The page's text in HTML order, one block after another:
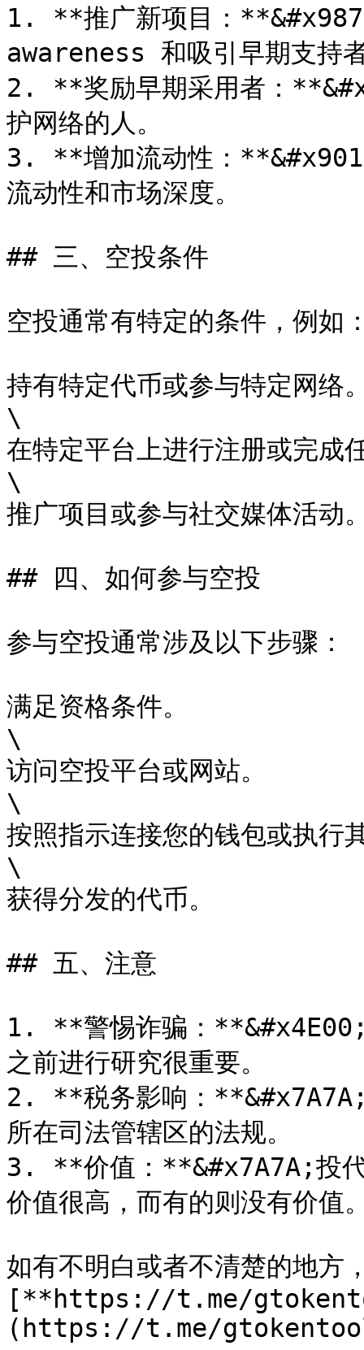
1. **推广新项目：
awareness 和吸引早期支持
2. **奖励早期采用者：
护网络的人。
3. **增加流动性：
流动性和市场深度。
## 三、空投条件
空投通常有特定的条件，例如
持有特定代币或参与特定网络
\
在特定平台上进行注册或完成
\
推广项目或参与社交媒体活动
## 四、如何参与空投
参与空投通常涉及以下步骤：
满足资格条件。
\
访问空投平台或网站。
\
按照指示连接您的钱包或执行
\
获得分发的代币。
## 五、注意
1. **警惕诈骗：**&#x4E00;
之前进行研究很重要。
2. **税务影响：**&#x7A7A;
所在司法管辖区的法规。
3. **价值：**&#x7A7A;投代
价值很高，而有的则没有价值
如有不明白或者不清楚的地方
[**https://t.me/